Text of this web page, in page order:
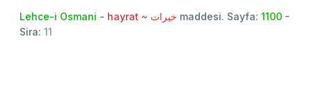
Lehce-i Osmani - hayrat ~ خيرات maddesi. Sayfa: 1100 -
Sira: 11